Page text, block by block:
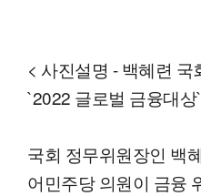
< 사진설명 - 백혜련
`2022 글로벌 금융대
국회 정무위원장인 백
어민주당 의원이 금융